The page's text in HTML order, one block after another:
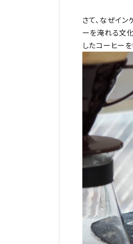
さて、なぜイ
ーを淹れる文
したコーヒー